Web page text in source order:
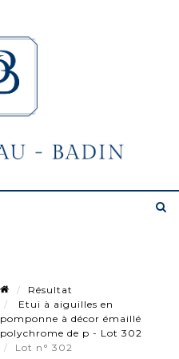
Résultat
Etui à aiguilles en
pomponne à décor émaillé
polychrome de p - Lot 302
Lot n° 302